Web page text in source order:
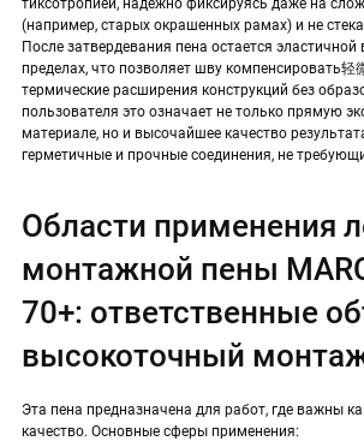
тиксотропией, надежно фиксируясь даже на
(например, старых окрашенных рамах) и не
После затвердевания пена остается
пределах, что позволяет шву компенсировать轻
термические расширения конструкций без
пользователя это означает не только прямую
материале, но и высочайшее качество
герметичные и прочные соединения, не
Области применения
монтажной пены
70+: ответственные
высокоточный
Эта пена предназначена для работ, где важны
качество. Основные сферы применения: